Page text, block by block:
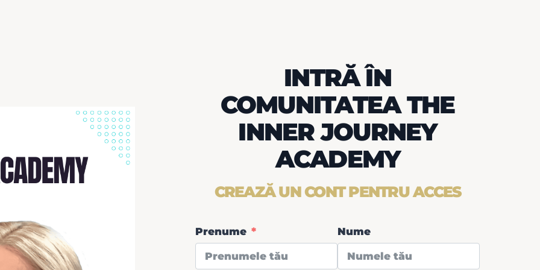
INTRĂ ÎN
COMUNITATEA THE
INNER JOURNEY
ACADEMY
CREAZĂ UN CONT PENTRU ACCES
Prenume Nume